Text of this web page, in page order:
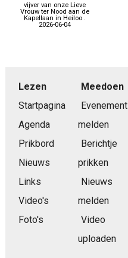
vijver van onze Lieve
Vrouw ter Nood aan de
Kapellaan in Heiloo .
2026-06-04
Lezen
Startpagina
Agenda
Prikbord
Nieuws
Links
Video's
Foto's
Meedoen
Evenement
melden
Berichtje
prikken
Nieuws
melden
Video
uploaden